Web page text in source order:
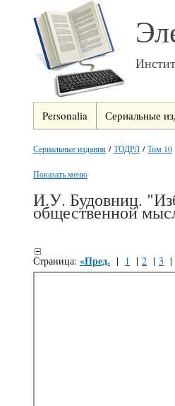
Personalia Сериальные
Сериальные издания /ТОДРЛ /Том 10
Показать меню
И.У. Будовниц.
общественной
Страница: «Пред. | 1 | 2 | 3 |